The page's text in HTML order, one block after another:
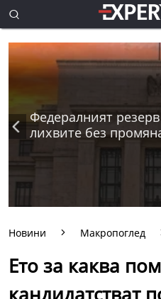
Федералният
лихвите без
Новини Макропоглед
Ето за каква